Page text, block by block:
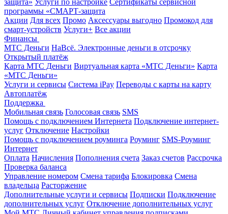
защита» Услуги по настройке Сертификаты сервисной
программы «СМАРТ-защита
Акции Для всех Промо Аксессуары выгодно Промокод для
смарт-устройств Услуги+ Все акции
Финансы
МТС Деньги НаВсё. Электронные деньги в отсрочку
Открытый платёж
Карта МТС Деньги Виртуальная карта «МТС Деньги» Карта
«МТС Деньги»
Услуги и сервисы Система iPay Переводы с карты на карту
Автоплатёж
Поддержка
Мобильная связь Голосовая связь SMS
Помощь с подключением Интернета Подключение интернет-
услуг Отключение Настройки
Помощь с подключением роуминга Роуминг SMS-Роуминг
Интернет
Оплата Начисления Пополнения счета Заказ счетов Рассрочка
Проверка баланса
Управление номером Смена тарифа Блокировка Смена
владельца Расторжение
Дополнительные услуги и сервисы Подписки Подключение
дополнительных услуг Отключение дополнительных услуг